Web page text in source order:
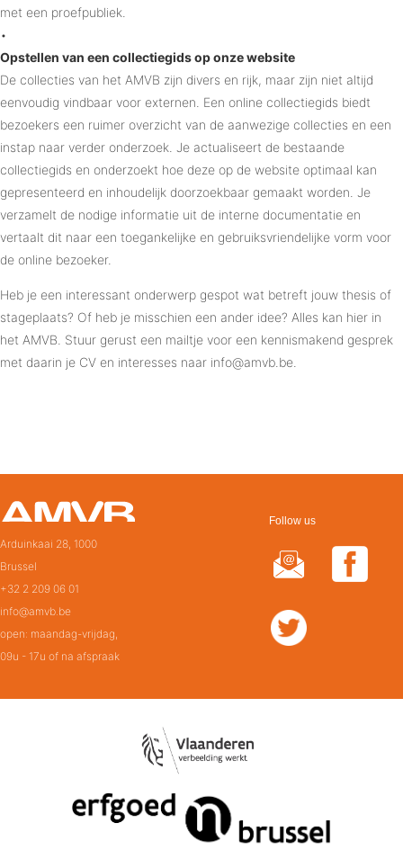
met een proefpubliek.
•
Opstellen van een collectiegids op onze website
De collecties van het AMVB zijn divers en rijk, maar zijn niet altijd
eenvoudig vindbaar voor externen. Een online collectiegids biedt
bezoekers een ruimer overzicht van de aanwezige collecties en een
instap naar verder onderzoek. Je actualiseert de bestaande
collectiegids en onderzoekt hoe deze op de website optimaal kan
gepresenteerd en inhoudelijk doorzoekbaar gemaakt worden. Je
verzamelt de nodige informatie uit de interne documentatie en
vertaalt dit naar een toegankelijke en gebruiksvriendelijke vorm voor
de online bezoeker.
Heb je een interessant onderwerp gespot wat betreft jouw thesis of
stageplaats? Of heb je misschien een ander idee? Alles kan hier in
het AMVB. Stuur gerust een mailtje voor een kennismakend gesprek
met daarin je CV en interesses naar info@amvb.be.
Arduinkaai 28, 1000
Brussel
+32 2 209 06 01
info@amvb.be
open: maandag-vrijdag,
09u - 17u of na afspraak
Follow us